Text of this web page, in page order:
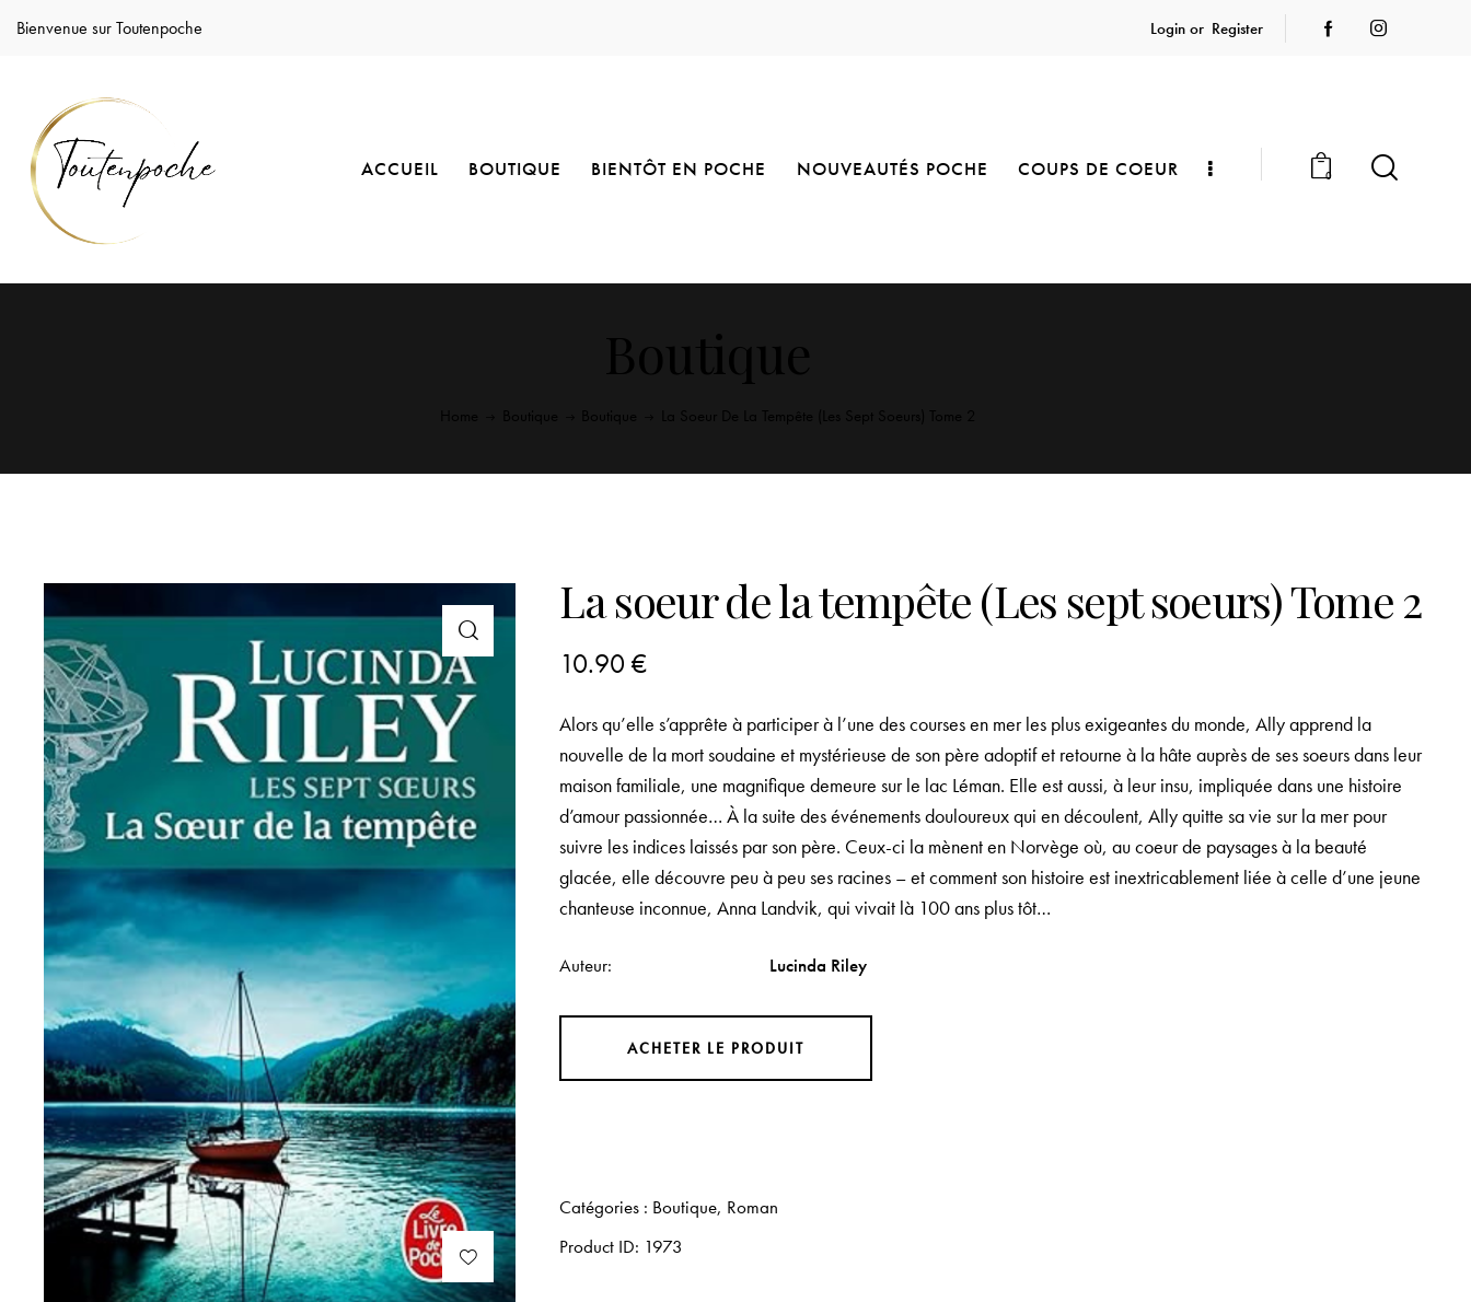
Bienvenue sur Toutenpoche Login or Register
ACCUEIL BOUTIQUE BIENTÔT EN POCHE NOUVEAUTÉS POCHE COUPS DE COEUR 0
La soeur de la tempête (Les sept soeurs) Tome 2
10.90€
Alors qu’elle s’apprête à participer à l’une des courses en mer les plus exigeantes du monde, Ally apprend la
nouvelle de la mort soudaine et mystérieuse de son père adoptif et retourne à la hâte auprès de ses soeurs dans leur
maison familiale, une magnifique demeure sur le lac Léman. Elle est aussi, à leur insu, impliquée dans une histoire
d’amour passionnée… À la suite des événements douloureux qui en découlent, Ally quitte sa vie sur la mer pour
suivre les indices laissés par son père. Ceux-ci la mènent en Norvège où, au coeur de paysages à la beauté
glacée, elle découvre peu à peu ses racines – et comment son histoire est inextricablement liée à celle d’une jeune
chanteuse inconnue, Anna Landvik, qui vivait là 100 ans plus tôt…
Auteur Lucinda Riley
ACHETER LE PRODUIT
Catégories : Boutique, Roman
Product ID: 1973